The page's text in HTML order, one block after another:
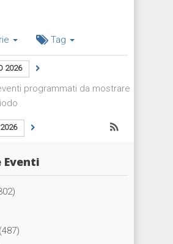
Tag
2026
programmati da mostrare
Eventi
(487)